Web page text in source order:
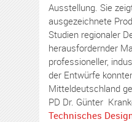
Ausstellung. Sie
ausgezeichnete
Studien regionaler
herausfordernder
professioneller,
der Entwürfe
Mitteldeutschland
PD Dr. Günter
Technisches